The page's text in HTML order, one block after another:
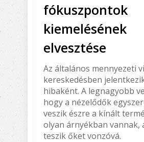
fókuszpontok
kiemelésének
elvesztése
Az általános mennyezeti
kereskedésben
hibaként. A legnagyobb
hogy a nézelődők
veszik észre a kínált
olyan árnyékban vannak,
teszik őket vonzóvá.